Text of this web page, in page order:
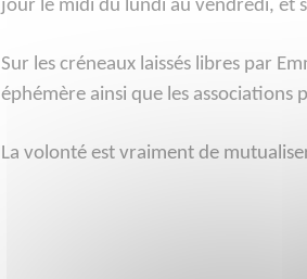
jour le midi du lundi au vendredi, et
Sur les créneaux laissés libres par
éphémère ainsi que les associations
La volonté est vraiment de